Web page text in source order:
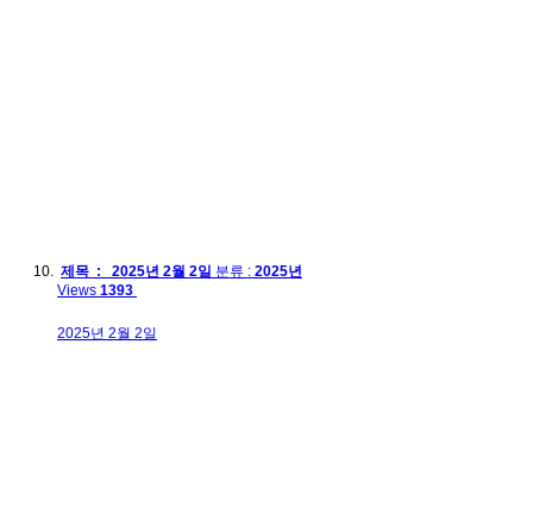
제목 : 2025년 2월 2일 분류 : 2025년
Views 1393
2025년 2월 2일